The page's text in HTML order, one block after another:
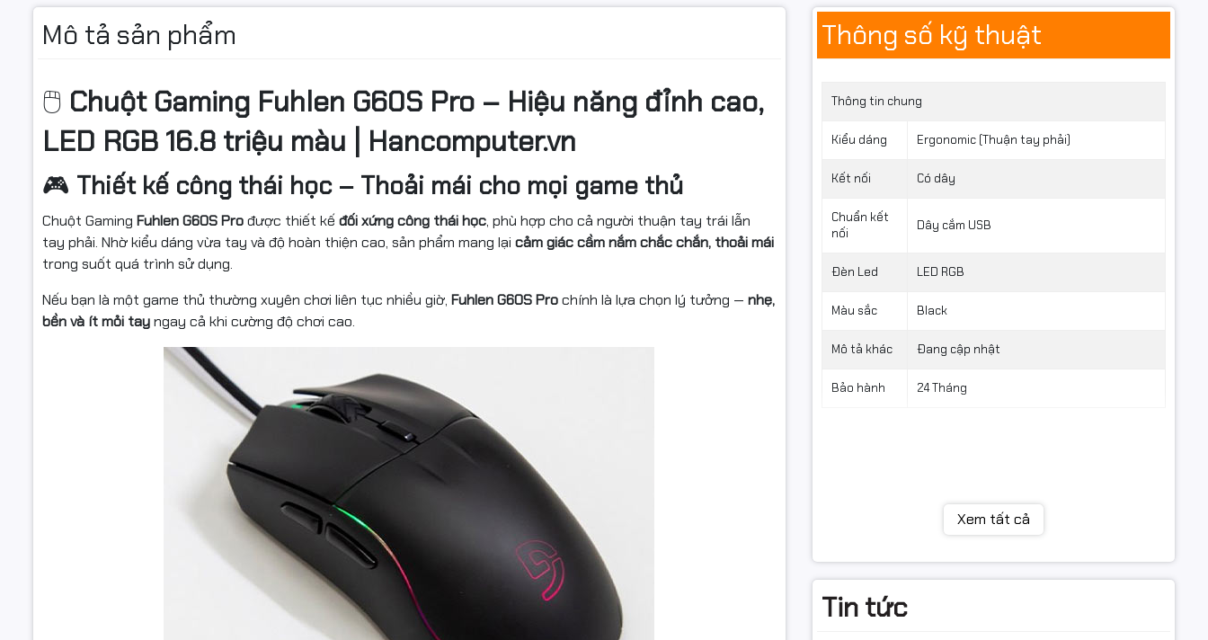
Mô tả sản phẩm
🖱️ Chuột Gaming Fuhlen G60S Pro – Hiệu năng đỉnh cao,
LED RGB 16.8 triệu màu | Hancomputer.vn
🎮 Thiết kế công thái học – Thoải mái cho mọi game thủ
Chuột Gaming Fuhlen G60S Prođược thiết kế đối xứng công thái học, phù hợp cho cả người thuận tay trái lẫn
tay phải. Nhờ kiểu dáng vừa tay và độ hoàn thiện cao, sản phẩm mang lại cảm giác cầm nắm chắc chắn, thoải mái
trong suốt quá trình sử dụng.
Nếu bạn là một game thủ thường xuyên chơi liên tục nhiều giờ, Fuhlen G60S Prochính là lựa chọn lý tưởng — nhẹ,
bền và ít mỏi tayngay cả khi cường độ chơi cao.
Thông số kỹ thuật
Thông tin chung
Kiểu dáng Ergonomic (Thuận tay phải)
Kết nối Có dây
Chuẩn kết
nối
Dây cắm USB
Đèn Led LED RGB
Màu sắc Black
Mô tả khác Đang cập nhật
Bảo hành 24 Tháng
Xem tất cả
Tin tức